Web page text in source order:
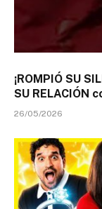
¡ROMPIÓ SU
SU RELACIÓN
26/05/2026